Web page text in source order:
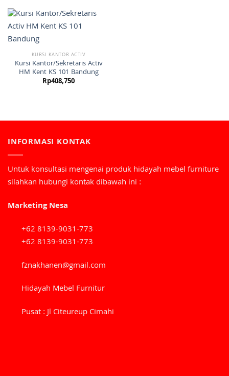
KURSI KANTOR ACTIV
Kursi Kantor/Sekretaris Activ
HM Kent KS 101 Bandung
Rp408,750
INFORMASI KONTAK
Untuk konsultasi mengenai produk hidayah mebel furniture
silahkan hubungi kontak dibawah ini :
Marketing Nesa
+62 8139-9031-773
+62 8139-9031-773
fznakhanen@gmail.com
Hidayah Mebel Furnitur
Pusat : Jl Citeureup Cimahi